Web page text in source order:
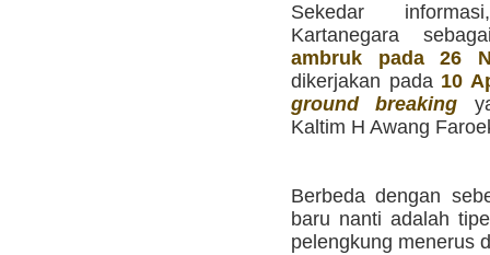
Sekedar
Kartanegara
ambruk pada 26
dikerjakan pada 10
ground breaking
Kaltim H Awang
Berbeda dengan
baru nanti adalah
pelengkung menerus